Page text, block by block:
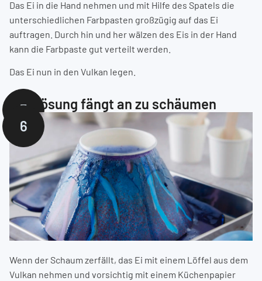
Das Ei in die Hand nehmen und mit Hilfe des Spatels die
unterschiedlichen Farbpasten großzügig auf das Ei
auftragen. Durch hin und her wälzen des Eis in der Hand
kann die Farbpaste gut verteilt werden.
Das Ei nun in den Vulkan legen.
5
Die Lösung fängt an zu schäumen
6
Wenn der Schaum zerfällt, das Ei mit einem Löffel aus dem
Vulkan nehmen und vorsichtig mit einem Küchenpapier